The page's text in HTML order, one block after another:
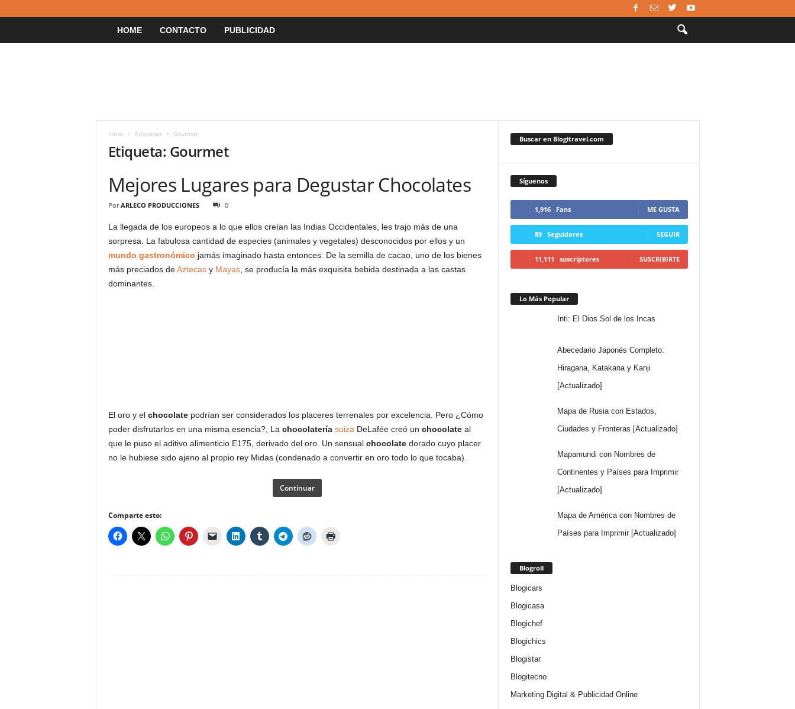
HOME CONTACTO PUBLICIDAD
Inicio Etiquetas Gourmet
Etiqueta: Gourmet
Mejores Lugares para Degustar Chocolates
Por ARLECO PRODUCCIONES 0
La llegada de los europeos a lo que ellos creían las Indias Occidentales, les trajo más de una
sorpresa. La fabulosa cantidad de especies (animales y vegetales) desconocidos por ellos y un
mundo gastronómico jamás imaginado hasta entonces. De la semilla de cacao, uno de los bienes
más preciados deAztecasy Mayas, se producía la más exquisita bebida destinada a las castas
dominantes.
El oro y el chocolatepodrían ser considerados los placeres terrenales por excelencia. Pero ¿Cómo
poder disfrutarlos en una misma esencia?, La chocolatería suiza DeLafée creó un chocolateal
que le puso el aditivo alimenticio E175, derivado del oro. Un sensual chocolatedorado cuyo placer
no le hubiese sido ajeno al propio rey Midas (condenado a convertir en oro todo lo que tocaba).
Continuar
Comparte esto:
Buscar en Blogitravel.com
Síguenos
1,916 Fans ME GUSTA
89 Seguidores SEGUIR
11,111 suscriptores SUSCRIBIRTE
Lo Más Popular
Inti: El Dios Sol de los Incas
Abecedario Japonés Completo:
Hiragana, Katakana y Kanji
[Actualizado]
Mapa de Rusia con Estados,
Ciudades y Fronteras [Actualizado]
Mapamundi con Nombres de
Continentes y Países para Imprimir
[Actualizado]
Mapa de América con Nombres de
Países para Imprimir [Actualizado]
Blogroll
Blogicars
Blogicasa
Blogichef
Blogichics
Blogistar
Blogitecno
Marketing Digital & Publicidad Online